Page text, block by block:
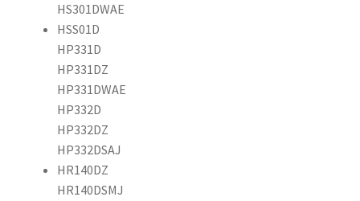
HS301DWAE
HSS01D
HP331D
HP331DZ
HP331DWAE
HP332D
HP332DZ
HP332DSAJ
HR140DZ
HR140DSMJ